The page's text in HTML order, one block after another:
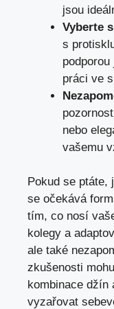
jsou
Vyberte
s
práci ve
nebo
vašemu
Pokud se ptáte,
se očekává
tím, co nosí
kolegy a
ale také
zkušenosti
kombinace džín
vyzařovat